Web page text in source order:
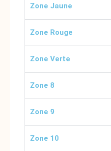
Zone Jaune
Zone Rouge
Zone Verte
Zone 8
Zone 9
Zone 10